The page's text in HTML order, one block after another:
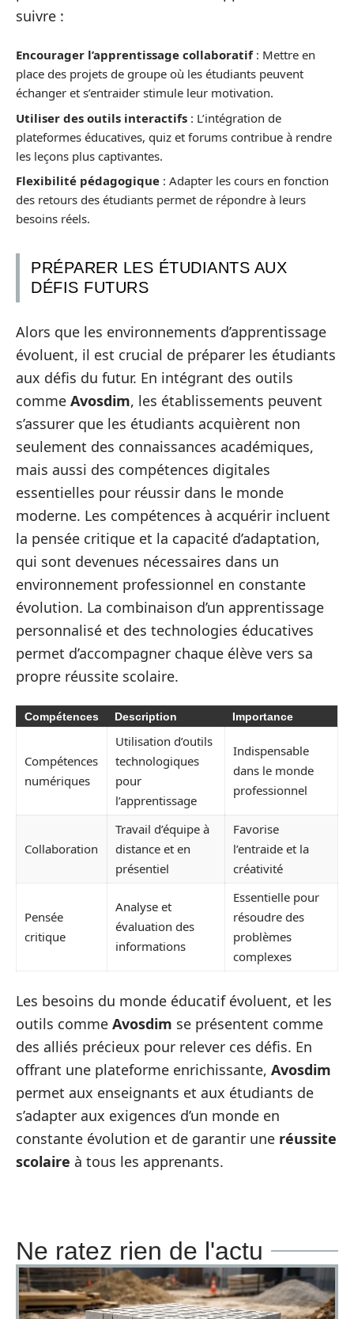
suivre :
Encourager l’apprentissage collaboratif: Mettre en
place des projets de groupe où les étudiants peuvent
échanger et s’entraider stimule leur motivation.
Utiliser des outils interactifs : L’intégration de
plateformes éducatives, quiz et forums contribue à rendre
les leçons plus captivantes.
Flexibilité pédagogique : Adapter les cours en fonction
des retours des étudiants permet de répondre à leurs
besoins réels.
PRÉPARER LES ÉTUDIANTS AUX
DÉFIS FUTURS
Alors que les environnements d’apprentissage
évoluent, il est crucial de préparer les étudiants
aux défis du futur. En intégrant des outils
comme Avosdim, les établissements peuvent
s’assurer que les étudiants acquièrent non
seulement des connaissances académiques,
mais aussi des compétences digitales
essentielles pour réussir dans le monde
moderne. Les compétences à acquérir incluent
la pensée critique et la capacité d’adaptation,
qui sont devenues nécessaires dans un
environnement professionnel en constante
évolution. La combinaison d’un apprentissage
personnalisé et des technologies éducatives
permet d’accompagner chaque élève vers sa
propre réussite scolaire.
Compétences Description Importance
Compétences
numériques
Utilisation d’outils
technologiques
pour
l’apprentissage
Indispensable
dans le monde
professionnel
Collaboration
Travail d’équipe à
distance et en
présentiel
Favorise
l’entraide et la
créativité
Pensée
critique
Analyse et
évaluation des
informations
Essentielle pour
résoudre des
problèmes
complexes
Les besoins du monde éducatif évoluent, et les
outils comme Avosdim se présentent comme
des alliés précieux pour relever ces défis. En
offrant une plateforme enrichissante, Avosdim
permet aux enseignants et aux étudiants de
s’adapter aux exigences d’un monde en
constante évolution et de garantir une réussite
scolaire à tous les apprenants.
Ne ratez rien de l'actu